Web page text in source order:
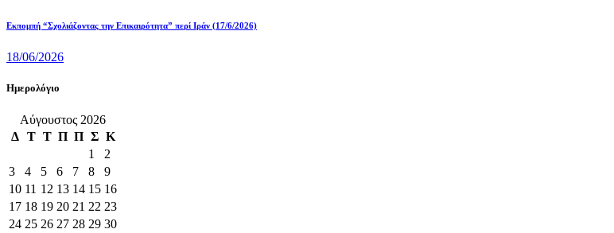
Εκπομπή “Σχολιάζοντας την Επικαιρότητα” περί Ιράν (17/6/2026)
18/06/2026
Ημερολόγιο
Αύγουστος 2026
Δ Τ Τ Π Π Σ Κ
1
2
3
4 5 6 7 8
9
10 11 12 13 14 15 16
17 18 19 20 21 22 23
24 25 26 27 28 29 30